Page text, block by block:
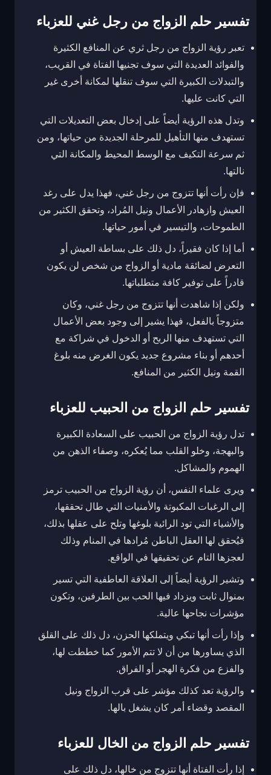
تفسير حلم الزواج من رجل غني للعزباء
تعبر رؤية الزواج من رجل ثري عن المنافع الكثيرة
والفوائد العديدة التي سوف تجنيها الفتاة في القريب،
والتبدلات الكبيرة التي سوف تنقلها لمكانة أخرى غير
التي كانت عليها.
وتدل هذه الرؤية أيضاً على إدخال بعض التعديلات التي
تستهدف منها التأهيل للمرحلة الجديدة من حياتها، ومن
ثم سرعة التكيف مع الوسط المحيط والمكانة التي
نالتها.
فإن رأت أنها تتزوج من رجل غني، فهذا يدل على رغد
العيش وازهادر الأعمال ونيل المُراد، وتحقق الكثير من
الطموحات، والتيسير في أمور حياتها.
أما إذا كان فقيراً، دل ذلك على بساطة العيش أو
التعرض لضائقة مادية أو الزواج من شخص لن يكون
قادراً على توفير كافة متطلباتها.
ولكن إذا شاهدت أنها تتزوج من رجل غني، وكان
متزوجاً بالفعل، فهذا يشير إلى وجود بعض الأعمال
التي تستهدف منها الربح أو الدخول في شراكة مع
أحدهم أو بناء مشروع جديد يكون الغرض منه بلوغ
القمة ونيل الكثير من المنافع.
تفسير حلم الزواج من الحبيب للعزباء
تدل رؤية الزواج من الحبيب على السعادة الكبيرة
والبهجة، وخلو القلب مما يُعكره، وصفاء الذهن من
الهموم والمشاكل.
ويرى علماء النفس، أن رؤية الزواج من الحبيب ترمز
إلى الرغبات المكبوتة والأمنيات التي طال تحققها،
والأشياء التي تود الرائية بلوغها وتلح على عقلها بذلك،
فيُحقق لها العقل الباطن مُرادها في المنام وذلك
لعجزها التام عن تحقيقها في الواقع.
وتشير الرؤية أيضاً إلى العلاقة العاطفية التي تسير
بمنوال ثابت ويزداد فيها الحب بين الطرفين، وتكون
مؤشرات نجاحها عالية.
وإذا رأت أنها تبكي ويتملكها الحزن، دل ذلك على القلق
الذي يساورها من أن لا تتم الأمور كما خططت لها،
والفزع من فكرة الهجر أو الفراق.
والرؤية تعد كذلك مؤشر على قرب الزواج ونيل
المقصد وقضاء أمر كان يشغل بالها.
تفسير حلم الزواج من الخال للعزباء
إذا رأت الفتاة أنها تتزوج من خالها، دل ذلك على